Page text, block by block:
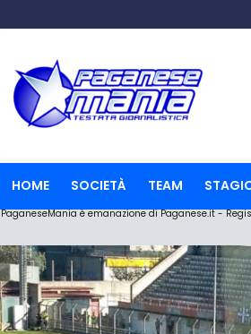
HOME SOCIETÀ TEAM
PaganeseMania è emanazione di Paganese.it -